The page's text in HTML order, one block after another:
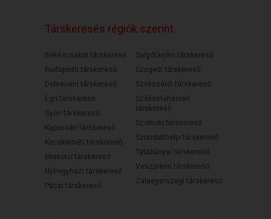
Társkeresés régiók szerint
Békéscsabai társkereső
Budapesti társkereső
Debreceni társkereső
Egri társkereső
Győri társkereső
Kaposvári társkereső
Kecskeméti társkereső
Miskolci társkereső
Nyíregyházi társkereső
Pécsi társkereső
Salgótarjáni társkereső
Szegedi társkereső
Szekszárdi társkereső
Székesfehérvári
társkereső
Szolnoki társkereső
Szombathelyi társkereső
Tatabányai társkereső
Veszprémi társkereső
Zalaegerszegi társkereső